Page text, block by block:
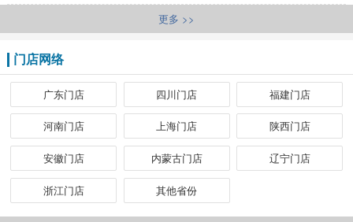
更多 >>
门店网络
广东门店 四川门店 福建门店
河南门店 上海门店 陕西门店
安徽门店 内蒙古门店 辽宁门店
浙江门店 其他省份